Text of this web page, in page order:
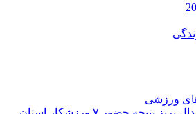
ورزشی